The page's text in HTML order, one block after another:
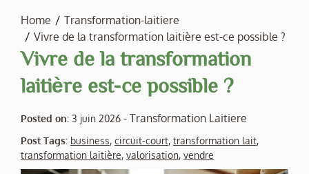
Home
Transformation-laitiere
Vivre de la transformation laitière est-ce possible ?
Vivre de la transformation
laitière est-ce possible ?
Posted on: 3 juin 2026 - Transformation Laitiere
Post Tags: business, circuit-court, transformation lait,
transformation laitière, valorisation, vendre